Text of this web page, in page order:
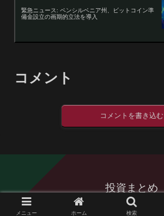
緊急ニュース: ペンシルベニア州、ビットコイン準
備金設立の画期的立法を導入
コメント
コメントを書き込む
投資まとめ
© 2016 投資まとめ.
メニュー ホーム 検索